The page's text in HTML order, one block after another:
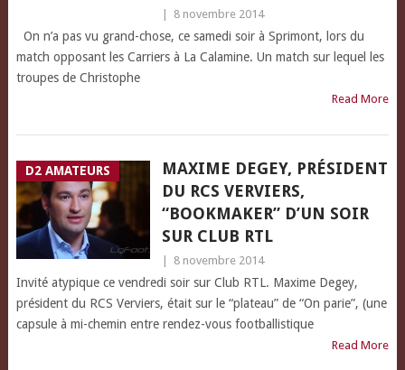
8 novembre 2014
On n’a pas vu grand-chose, ce samedi soir à Sprimont, lors du
match opposant les Carriers à La Calamine. Un match sur lequel les
troupes de Christophe
Read More
D2 AMATEURS
MAXIME DEGEY, PRÉSIDENT
DU RCS VERVIERS,
“BOOKMAKER” D’UN SOIR
SUR CLUB RTL
8 novembre 2014
Invité atypique ce vendredi soir sur Club RTL. Maxime Degey,
président du RCS Verviers, était sur le “plateau” de “On parie”, (une
capsule à mi-chemin entre rendez-vous footballistique
Read More